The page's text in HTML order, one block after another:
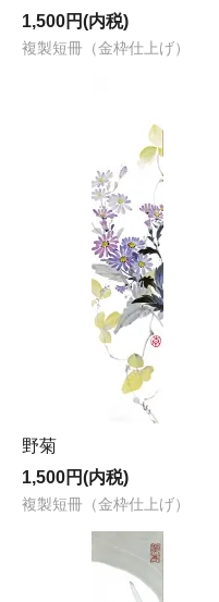
1,500円(内税)
複製短冊（金枠仕上げ）
野菊
1,500円(内税)
複製短冊（金枠仕上げ）